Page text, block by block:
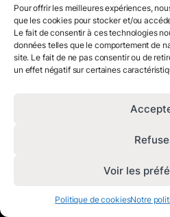
Pour offrir les meilleures expériences,
que les cookies pour stocker et/ou
Le fait de consentir à ces technologies
données telles que le comportement de
site. Le fait de ne pas consentir ou de
un effet négatif sur certaines
Voir les
Politique de cookiesNotre